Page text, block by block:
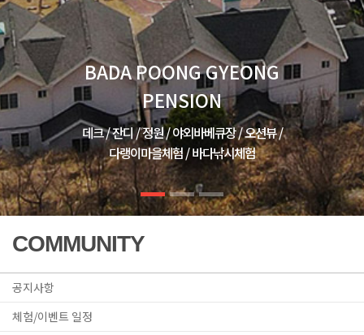
BADA POONG GYEONG
PENSION
데크 / 잔디 / 정원 / 야외바베큐장 / 오션뷰 /
다랭이마을체험 / 바다낚시체험
BADA POONG GYEONG
PENSION
데크 / 잔디 / 정원 / 야외바베큐장 / 오션뷰 /
다랭이마을체험 / 바다낚시체험
COMMUNITY
공지사항
체험/이벤트 일정